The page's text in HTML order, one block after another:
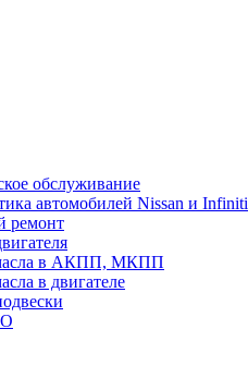
обслуживание
автомобилей Nissan и Infiniti
ремонт
в АКПП, МКПП
в двигателе